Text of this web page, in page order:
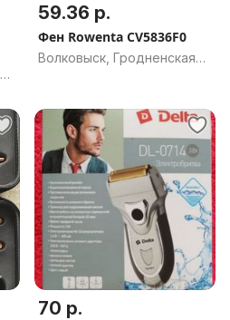
59.36 р.
Фен Rowenta CV5836F0
Волковыск, Гродненская
70 р.